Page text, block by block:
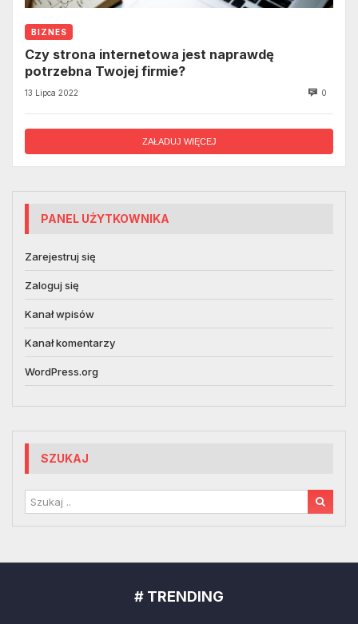
BIZNES
Czy strona internetowa jest naprawdę
potrzebna Twojej firmie?
13 Lipca 2022 0
ZAŁADUJ WIĘCEJ
PANEL UŻYTKOWNIKA
Zarejestruj się
Zaloguj się
Kanał wpisów
Kanał komentarzy
WordPress.org
SZUKAJ
# TRENDING